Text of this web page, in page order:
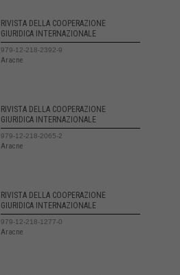
RIVISTA DELLA COOPERAZIONE
GIURIDICA INTERNAZIONALE
979-12-218-2392-9
Aracne
RIVISTA DELLA COOPERAZIONE
GIURIDICA INTERNAZIONALE
979-12-218-2065-2
Aracne
RIVISTA DELLA COOPERAZIONE
GIURIDICA INTERNAZIONALE
979-12-218-1277-0
Aracne